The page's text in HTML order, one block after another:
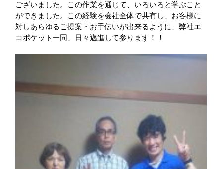
ございました。この作業を通じて、いろいろと学ぶこと
ができました。この経験を会社全体で共有し、お客様に
対しあらゆるご提案・お手伝いが出来るように、弊社エ
コポケット一同、日々邁進して参ります！！